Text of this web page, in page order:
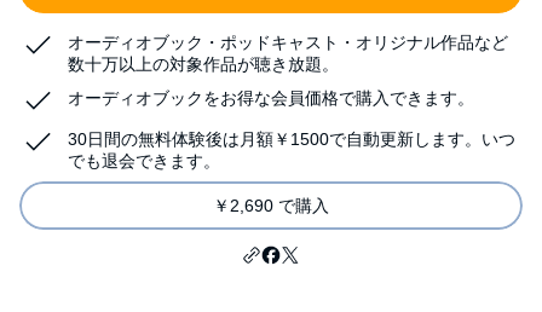
オーディオブック・ポッドキャスト・オリジナル作品など
数十万以上の対象作品が聴き放題。
オーディオブックをお得な会員価格で購入できます。
30日間の無料体験後は月額￥1500で自動更新します。いつ
でも退会できます。
￥2,690 で購入